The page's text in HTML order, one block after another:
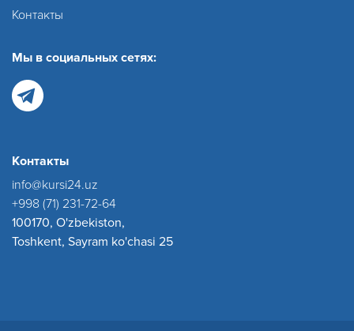
Контакты
Мы в социальных сетях:
Контакты
info@kursi24.uz
+998 (71) 231-72-64
100170, O'zbekiston,
Toshkent, Sayram ko'chasi 25